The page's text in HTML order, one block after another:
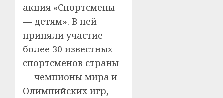
акция «Спортсмены
— детям». В ней
приняли участие
более 30 известных
спортсменов страны
— чемпионы мира и
Олимпийских игр,